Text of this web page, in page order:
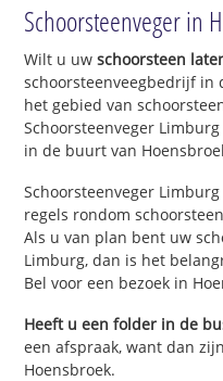
Schoorsteenveger in
Wilt u uwschoorsteen
schoorsteenveegbedrijf in
het gebied van
Schoorsteenveger
in de buurt van
Schoorsteenveger
regels rondom
Als u van plan bent uw
Limburg, dan is het
Bel voor een bezoek in
Heeft u een folder in de
een afspraak, want dan
Hoensbroek.